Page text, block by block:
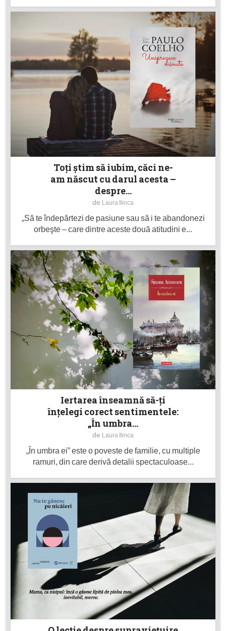
Toţi ştim să iubim, căci ne-
am născut cu darul acesta –
despre...
de Laura Ilinca
„Să te îndepărtezi de pasiune sau să i te abandonezi
orbeşte – care dintre aceste două atitudini e...
Iertarea înseamnă să-ţi
înţelegi corect sentimentele:
„În umbra...
de Laura Ilinca
„În umbra ei” este o poveste de familie, cu multiple
ramuri, din care derivă detalii spectaculoase...